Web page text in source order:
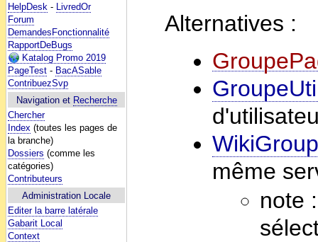
HelpDesk - LivredOr
Forum
DemandesFonctionnalité
RapportDeBugs
Katalog Promo 2019
PageTest - BacASable
ContribuezSvp
Navigation et Recherche
Chercher
Index (toutes les pages de
la branche)
Dossiers (comme les
catégories)
Contributeurs
Administration Locale
Editer la barre latérale
Gabarit Local
Context
Alternatives :
même
note